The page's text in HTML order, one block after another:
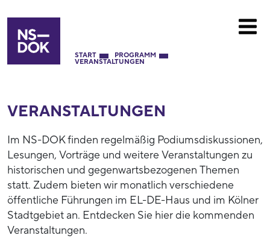
START PROGRAMM
VERANSTALTUNGEN
VERANSTALTUNGEN
Im NS-DOK finden regelmäßig Podiumsdiskussionen,
Lesungen, Vorträge und weitere Veranstaltungen zu
historischen und gegenwartsbezogenen Themen
statt. Zudem bieten wir monatlich verschiedene
öffentliche Führungen im EL-DE-Haus und im Kölner
Stadtgebiet an. Entdecken Sie hier die kommenden
Veranstaltungen.